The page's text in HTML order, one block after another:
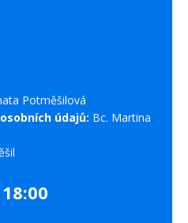
Potměšilová
údajů: Bc. Martina